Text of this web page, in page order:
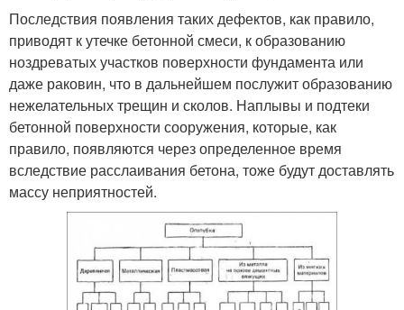
Последствия появления таких дефектов, как правило,
приводят к утечке бетонной смеси, к образованию
ноздреватых участков поверхности фундамента или
даже раковин, что в дальнейшем послужит образованию
нежелательных трещин и сколов. Наплывы и подтеки
бетонной поверхности сооружения, которые, как
правило, появляются через определенное время
вследствие расслаивания бетона, тоже будут доставлять
массу неприятностей.